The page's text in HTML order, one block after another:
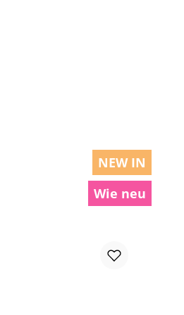
NEW IN
Wie neu